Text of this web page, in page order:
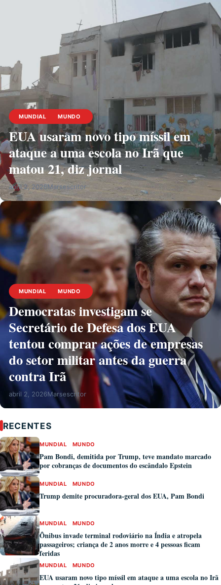
MUNDIAL MUNDO
EUA usaram novo tipo míssil em
ataque a uma escola no Irã que
matou 21, diz jornal
abril 2, 2026Marsescritor
MUNDIAL MUNDO
Democratas investigam se
Secretário de Defesa dos EUA
tentou comprar ações de empresas
do setor militar antes da guerra
contra Irã
abril 2, 2026Marsescritor
RECENTES
MUNDIAL MUNDO
Pam Bondi, demitida por Trump, teve mandato marcado
por cobranças de documentos do escândalo Epstein
MUNDIAL MUNDO
Trump demite procuradora-geral dos EUA, Pam Bondi
MUNDIAL MUNDO
Ônibus invade terminal rodoviário na Índia e atropela
passageiros; criança de 2 anos morre e 4 pessoas ficam
feridas
MUNDIAL MUNDO
EUA usaram novo tipo míssil em ataque a uma escola no Irã